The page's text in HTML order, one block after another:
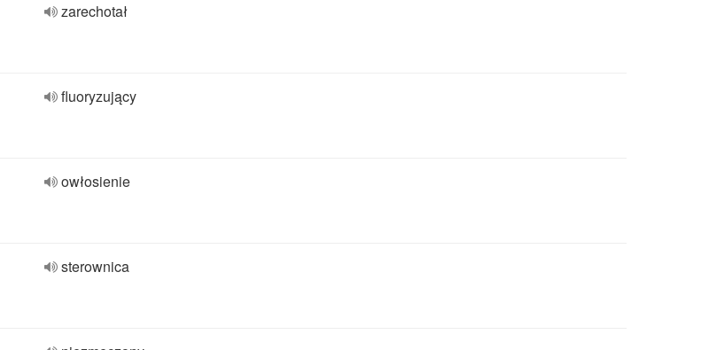
zarechotał
fluoryzujący
owłosienie
sterownica